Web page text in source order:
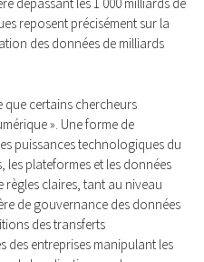
reposent précisément sur la
des données de milliards
que certains chercheurs
». Une forme de
puissances technologiques du
plateformes et les données
règles claires, tant au niveau
de gouvernance des données
des transferts
des entreprises manipulant les